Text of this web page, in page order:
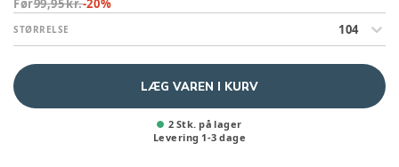
Før99,95 kr.-20%
STØRRELSE 104
LÆG VAREN I KURV
2 Stk. på lager
Levering 1-3 dage